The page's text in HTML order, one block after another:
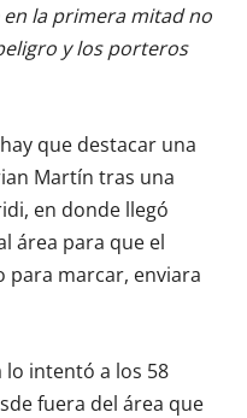
la primera mitad no
y los porteros
que destacar una
Martín tras una
en donde llegó
área para que el
para marcar, enviara
lo intentó a los 58
fuera del área que